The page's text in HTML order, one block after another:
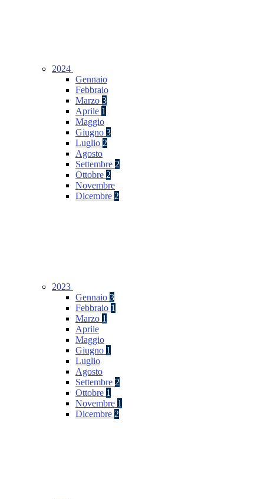
2024
Gennaio
Febbraio
Marzo 3
Aprile 1
Maggio
Giugno 3
Luglio 2
Agosto
Settembre 2
Ottobre 2
Novembre
Dicembre 2
2023
Gennaio 3
Febbraio 1
Marzo 1
Aprile
Maggio
Giugno 1
Luglio
Agosto
Settembre 2
Ottobre 1
Novembre 1
Dicembre 2